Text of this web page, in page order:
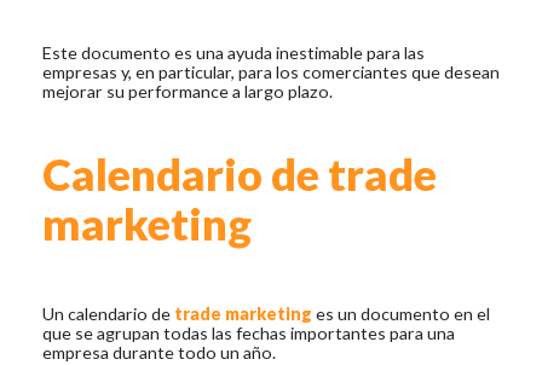
Este documento es una ayuda inestimable para las
empresas y, en particular, para los comerciantes que desean
mejorar su performance a largo plazo.
Calendario de trade
marketing
Un calendario de trade marketing es un documento en el
que se agrupan todas las fechas importantes para una
empresa durante todo un año.